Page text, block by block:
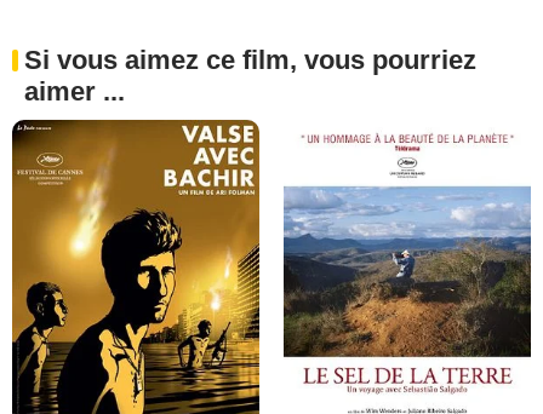
Si vous aimez ce film, vous pourriez
aimer ...